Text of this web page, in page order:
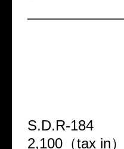
S.D.R-184
2,100（tax in）